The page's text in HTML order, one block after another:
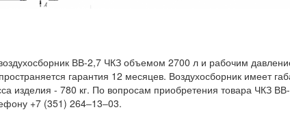
ВВ-2,7 ЧКЗ объемом 2700 л и рабочим
гарантия 12 месяцев. Воздухосборник имеет
изделия - 780 кг. По вопросам приобретения товара ЧКЗ
+7 (351) 264‒13‒03.